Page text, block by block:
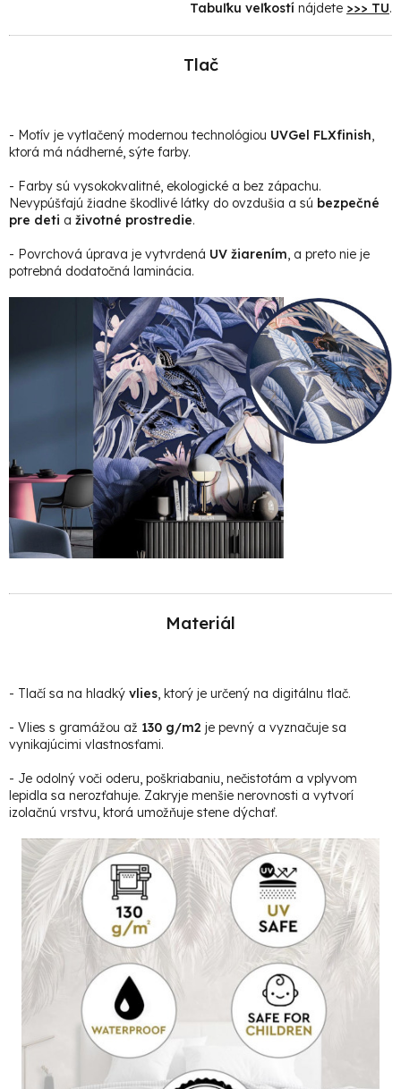
Tabuľku veľkostí nájdete >>> TU.
Tlač
- Motív je vytlačený modernou technológiou UVGel FLXfinish,
ktorá má nádherné, sýte farby.
- Farby sú vysokokvalitné, ekologické a bez zápachu.
Nevypúšťajú žiadne škodlivé látky do ovzdušia a sú bezpečné
pre deti a životné prostredie.
- Povrchová úprava je vytvrdená UV žiarením, a preto nie je
potrebná dodatočná laminácia.
Materiál
- Tlačí sa na hladký vlies, ktorý je určený na digitálnu tlač.
- Vlies s gramážou až 130 g/m2 je pevný a vyznačuje sa
vynikajúcimi vlastnosťami.
- Je odolný voči oderu, poškriabaniu, nečistotám a vplyvom
lepidla sa nerozťahuje. Zakryje menšie nerovnosti a vytvorí
izolačnú vrstvu, ktorá umožňuje stene dýchať.